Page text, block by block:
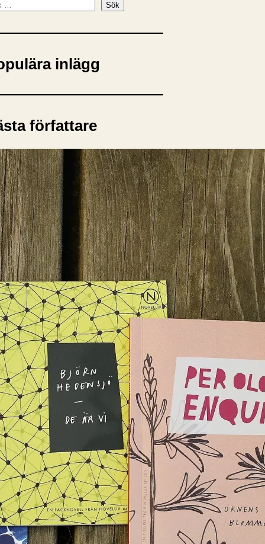
Sök
inlägg
författare
ämnen
Biografi Blogga Bokcirkel
Deckare E-böcker Fakta
Filmatiseringar Framsidor
Historia Illustrerat Klass
Kvinnors liv Kärlek
Nobelpriset
Nyutkommet Personligt Poesi
& samhälle Prisbelönt
Relationer
Storbritannien Summeringar
Tonår Ungdomsböcker
USA Utläst Vill läsa